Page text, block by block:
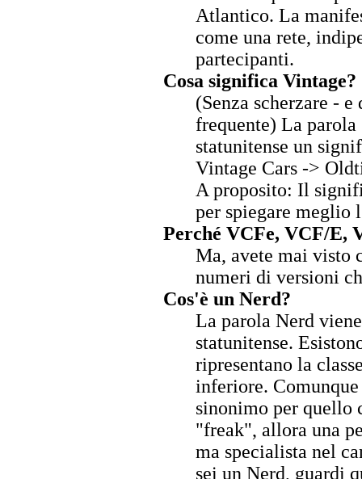
Atlantico. La
come una rete,
partecipanti.
Cosa significa Vintage?
(Senza scherzare -
frequente) La
statunitense un
Vintage Cars ->
A proposito: Il
per spiegare meglio
Perché VCFe, VCF/E,
Ma, avete mai visto
numeri di versioni
Cos'è un Nerd?
La parola Nerd
statunitense.
ripresentano la
inferiore.
sinonimo per quello
"freak", allora una
ma specialista nel
sei un Nerd, guardi